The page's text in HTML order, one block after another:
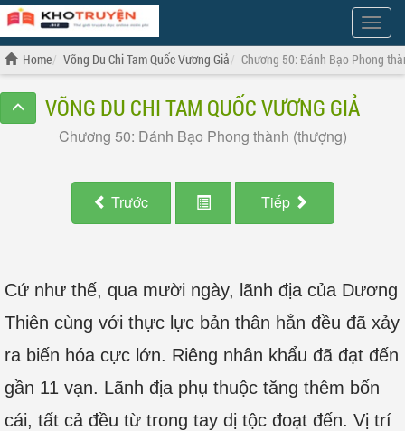
Show
Menu
Home Võng Du Chi Tam Quốc Vương Giả Chương 50: Đánh Bạo Phong
VÕNG DU CHI TAM QUỐC VƯƠNG GIẢ
Chương 50: Đánh Bạo Phong thành (thượng)
Trước Tiếp
Cứ như thế, qua mười ngày, lãnh địa của Dương
Thiên cùng với thực lực bản thân hắn đều đã xảy
ra biến hóa cực lớn. Riêng nhân khẩu đã đạt đến
gần 11 vạn. Lãnh địa phụ thuộc tăng thêm bốn
cái, tất cả đều từ trong tay dị tộc đoạt đến. Vị trí